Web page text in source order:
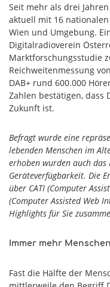
Seit mehr als drei
aktuell mit 16
Wien und Umgebung.
Digitalradioverein
Marktforschungsstudie
Reichweitenmessung
DAB+ rund 600.000
Zahlen bestätigen, dass
Zukunft ist.
Befragt wurde eine
lebenden Menschen im
erhoben wurden auch
Geräteverfügbarkeit. Die
über CATI (Computer
(Computer Assisted Web
Highlights für Sie
Immer mehr
Fast die Hälfte der